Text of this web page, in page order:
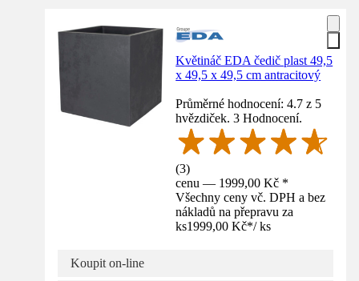
Květináč EDA čedič plast 49,5
x 49,5 x 49,5 cm antracitový
Průměrné hodnocení: 4.7 z 5
hvězdiček. 3 Hodnocení.
(3)
cenu — 1999,00 Kč *
Všechny ceny vč. DPH a bez
nákladů na přepravu za
ks1999,00 Kč*/ ks
Koupit on-line